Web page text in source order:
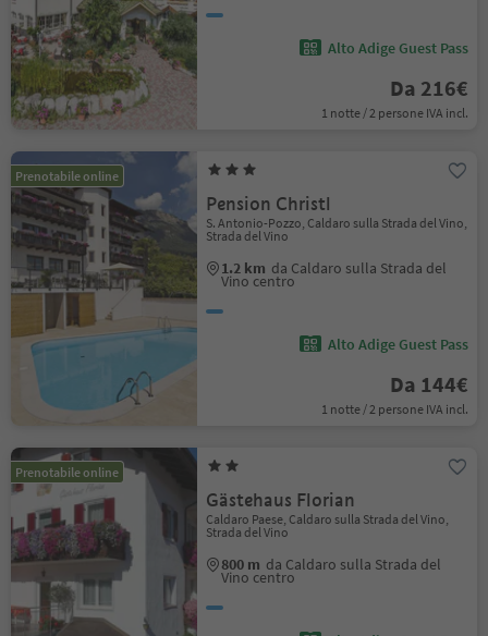
Alto Adige Guest Pass
Da 216€
1 notte / 2 persone IVA incl.
Prenotabile online
Pension Christl
S. Antonio-Pozzo, Caldaro sulla Strada del Vino,
Strada del Vino
1.2 km da Caldaro sulla Strada del
Vino centro
Alto Adige Guest Pass
Da 144€
1 notte / 2 persone IVA incl.
Prenotabile online
Gästehaus Florian
Caldaro Paese, Caldaro sulla Strada del Vino,
Strada del Vino
800 m da Caldaro sulla Strada del
Vino centro